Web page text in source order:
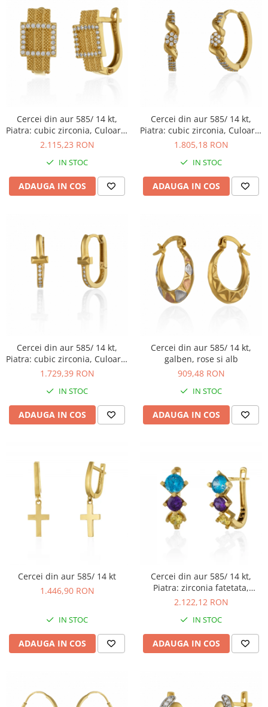
Cercei din aur 585/ 14 kt,
Piatra: cubic zirconia, Culoare:
transparenta
2.115,23 RON
IN STOC
ADAUGA IN COS
Cercei din aur 585/ 14 kt,
Piatra: cubic zirconia, Culoare:
transparenta
1.805,18 RON
IN STOC
ADAUGA IN COS
Cercei din aur 585/ 14 kt,
Piatra: cubic zirconia, Culoare:
transparenta
1.729,39 RON
IN STOC
ADAUGA IN COS
Cercei din aur 585/ 14 kt,
galben, rose si alb
909,48 RON
IN STOC
ADAUGA IN COS
Cercei din aur 585/ 14 kt
1.446,90 RON
IN STOC
ADAUGA IN COS
Cercei din aur 585/ 14 kt,
Piatra: zirconia fatetata,
Culoare: multicolor
2.122,12 RON
IN STOC
ADAUGA IN COS